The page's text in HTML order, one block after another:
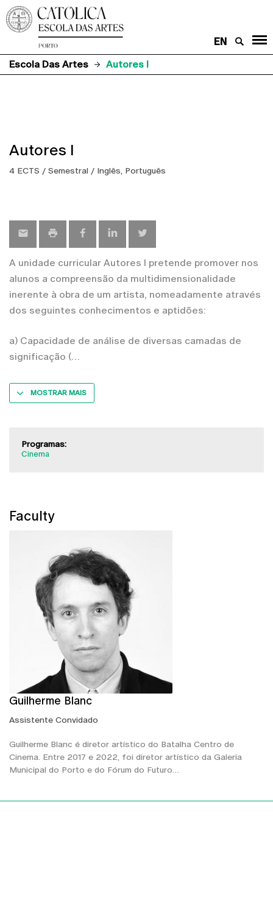
EN
Escola Das Artes
Autores I
Autores I
4 ECTS / Semestral / Inglês, Português
A unidade curricular Autores I pretende promover nos
alunos a compreensão da multidimensionalidade
inerente à obra de um artista, nomeadamente através
dos seguintes conhecimentos e aptidões:
a) Capacidade de análise de diversas camadas de
significação (
MOSTRAR MAIS
Programas:
Cinema
Faculty
Guilherme Blanc
Assistente Convidado
Guilherme Blanc é diretor artístico do Batalha Centro de
Cinema. Entre 2017 e 2022, foi diretor artístico da Galeria
Municipal do Porto e do Fórum do Futuro…